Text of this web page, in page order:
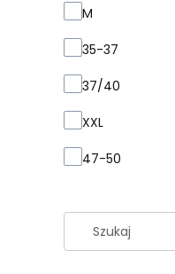
Rozmiar
M
35-37
37/40
XXL
47-50